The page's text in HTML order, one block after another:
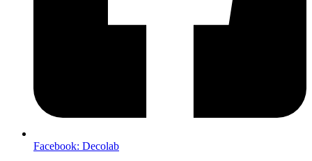
Facebook: Decolab